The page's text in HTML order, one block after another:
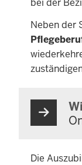
bei der
Neben der
Die